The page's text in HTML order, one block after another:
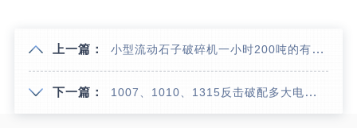
上一篇： 小型流动石子破碎机一小时200吨的有吗？价格怎么样
下一篇： 1007、1010、1315反击破配多大电机合适？